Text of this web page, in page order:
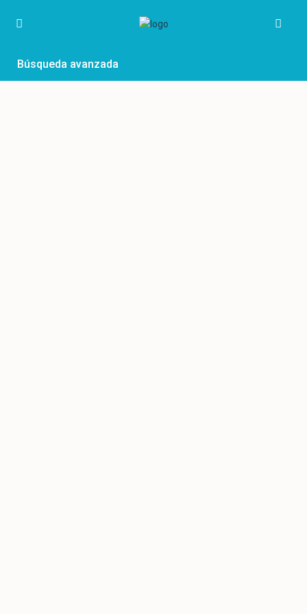
Búsqueda avanzada